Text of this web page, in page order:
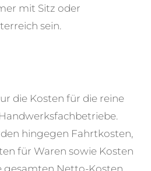
mit Sitz oder
sein.
die Kosten für die reine
hingegen Fahrtkosten,
für Waren sowie Kosten